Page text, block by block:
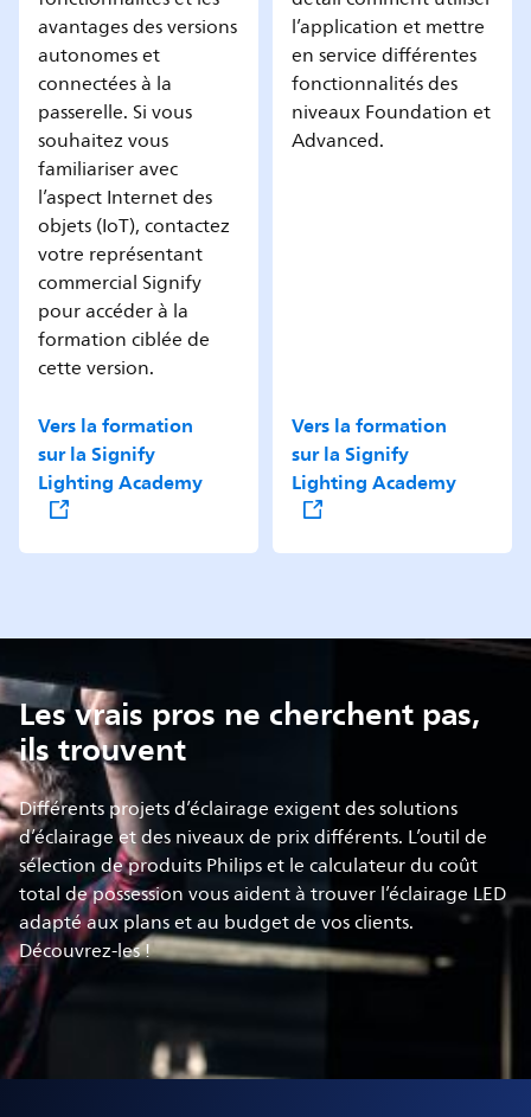
avantages des versions
autonomes et
connectées à la
passerelle. Si vous
souhaitez vous
familiariser avec
l’aspect Internet des
objets (IoT), contactez
votre représentant
commercial Signify
pour accéder à la
formation ciblée de
cette version.
Vers la formation
sur la Signify
Lighting Academy
l’application et mettre
en service différentes
fonctionnalités des
niveaux Foundation et
Advanced.
Vers la formation
sur la Signify
Lighting Academy
Les vrais pros ne cherchent pas,
ils trouvent
Différents projets d’éclairage exigent des solutions
d’éclairage et des niveaux de prix différents. L’outil de
sélection de produits Philips et le calculateur du coût
total de possession vous aident à trouver l’éclairage LED
adapté aux plans et au budget de vos clients.
Découvrez-les !